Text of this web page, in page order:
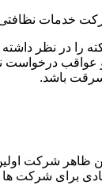
خدمات
را در نظر
عواقب
سرقت باشد.
این ظاهر
برای شرکت ها